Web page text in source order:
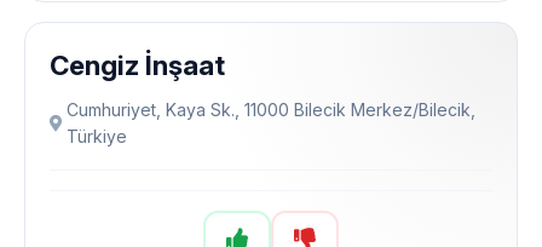
Cengiz İnşaat
Cumhuriyet, Kaya Sk., 11000 Bilecik Merkez/Bilecik,
Türkiye